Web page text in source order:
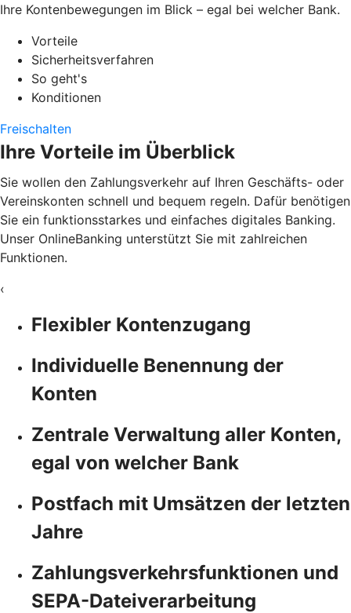
Ihre Kontenbewegungen im Blick – egal bei welcher Bank.
Vorteile
Sicherheitsverfahren
So geht's
Konditionen
Freischalten
Ihre Vorteile im Überblick
Sie wollen den Zahlungsverkehr auf Ihren Geschäfts- oder
Vereinskonten schnell und bequem regeln. Dafür benötigen
Sie ein funktionsstarkes und einfaches digitales Banking.
Unser OnlineBanking unterstützt Sie mit zahlreichen
Funktionen.
‹
Flexibler Kontenzugang
Individuelle Benennung der
Konten
Zentrale Verwaltung aller Konten,
egal von welcher Bank
Postfach mit Umsätzen der letzten
Jahre
Zahlungsverkehrsfunktionen und
SEPA-Dateiverarbeitung